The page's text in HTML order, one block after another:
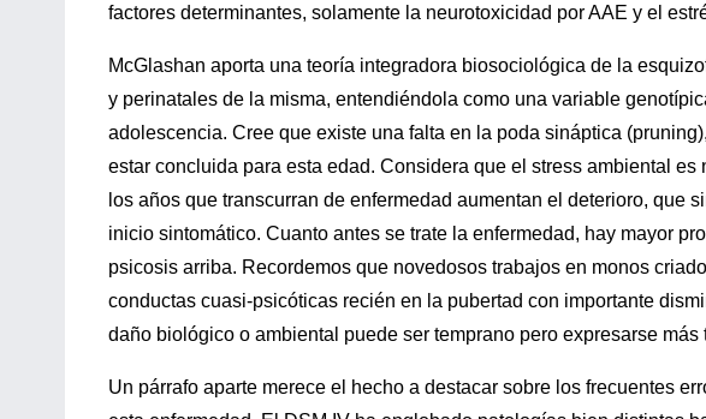
factores determinantes, solamente la neurotoxicidad por AAE y el
McGlashan aporta una teoría integradora biosociológica de la
y perinatales de la misma, entendiéndola como una variable
adolescencia. Cree que existe una falta en la poda sináptica
estar concluida para esta edad. Considera que el stress ambiental
los años que transcurran de enfermedad aumentan el deterioro, que
inicio sintomático. Cuanto antes se trate la enfermedad, hay mayor
psicosis arriba. Recordemos que novedosos trabajos en monos
conductas cuasi-psicóticas recién en la pubertad con importante
daño biológico o ambiental puede ser temprano pero expresarse más
Un párrafo aparte merece el hecho a destacar sobre los frecuentes